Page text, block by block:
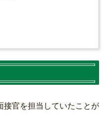
接官を担当していたことが